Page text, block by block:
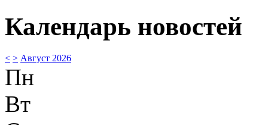
Календарь новостей
< > Август 2026
Пн
Вт